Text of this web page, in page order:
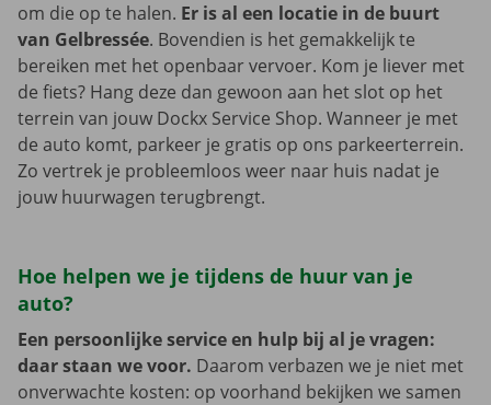
om die op te halen. Er is al een locatie in de buurt
van Gelbressée. Bovendien is het gemakkelijk te
bereiken met het openbaar vervoer. Kom je liever met
de fiets? Hang deze dan gewoon aan het slot op het
terrein van jouw Dockx Service Shop. Wanneer je met
de auto komt, parkeer je gratis op ons parkeerterrein.
Zo vertrek je probleemloos weer naar huis nadat je
jouw huurwagen terugbrengt.
Hoe helpen we je tijdens de huur van je
auto?
Een persoonlijke service en hulp bij al je vragen:
daar staan we voor. Daarom verbazen we je niet met
onverwachte kosten: op voorhand bekijken we samen